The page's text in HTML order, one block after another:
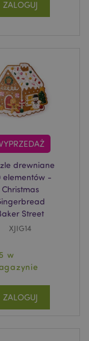
ZALOGUJ
drewniane
elementów -
Christmas
Street
XJIG14
w
ZALOGUJ